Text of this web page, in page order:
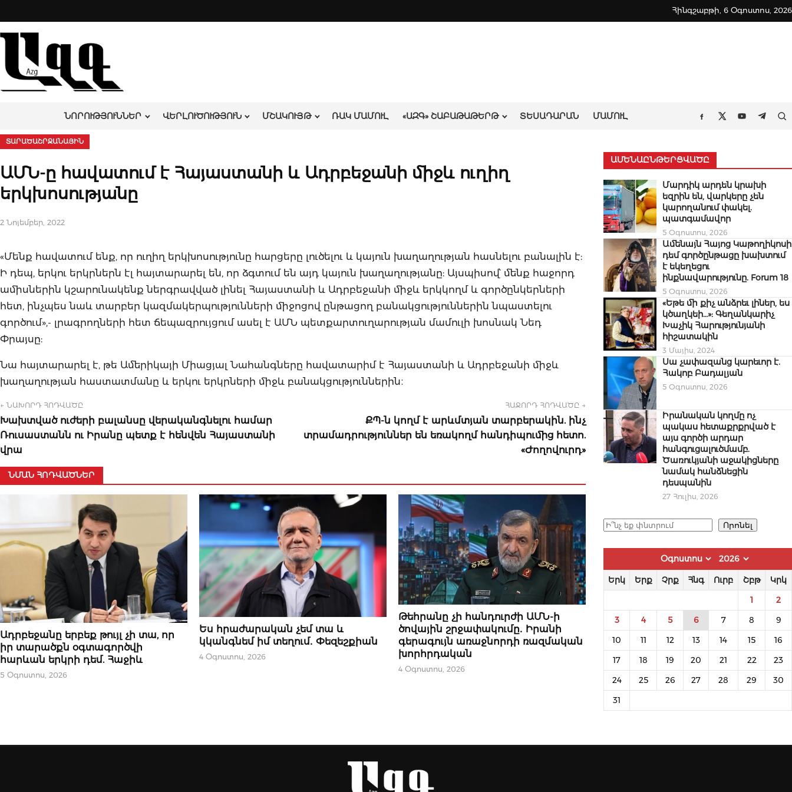
to
content
Հինգշաբթի, 6 Օգոստոս, 2026
ՆՈՐՈՒԹՅՈՒՆՆԵՐ ՎԵՐԼՈՒԾՈՒԹՅՈՒՆ ՄՇԱԿՈՒՅԹ ՌԱԿ ՄԱՄՈՒԼ «ԱԶԳ» ՇԱԲԱԹԱԹԵՐԹ ՏԵՍԱԴԱՐԱՆ ՄԱՄՈՒԼ
Facebook
TwitterYoutube
ՏԱՐԱԾԱՇՐՋԱՆԱՅԻՆ
ԱՄՆ-ը հավատում է Հայաստանի և Ադրբեջանի միջև ուղիղ
երկխոսությանը
2 Նոյեմբեր, 2022
«Մենք հավատում ենք, որ ուղիղ երկխոսությունը հարցերը լուծելու և կայուն խաղաղության հասնելու բանալին է:
Ի դեպ, երկու երկրներն էլ հայտարարել են, որ ձգտում են այդ կայուն խաղաղությանը: Այսպիսով՝ մենք հաջորդ
ամիսներին կշարունակենք ներգրավված լինել Հայաստանի և Ադրբեջանի միջև երկկողմ և գործընկերների
հետ, ինչպես նաև տարբեր կազմակերպությունների միջոցով ընթացող բանակցություններին նպաստելու
գործում»,- լրագրողների հետ ճեպազրույցում ասել է ԱՄՆ պետքարտուղարության մամուլի խոսնակ Նեդ
Փրայսը:
Նա հայտարարել է, թե Ամերիկայի Միացյալ Նահանգները հավատարիմ է Հայաստանի և Ադրբեջանի միջև
խաղաղության հաստատմանը և երկու երկրների միջև բանակցություններին։
← ՆԱԽՈՐԴ ՀՈԴՎԱԾԸ
Խախտված ուժերի բալանսը վերականգնելու համար
Ռուսաստանն ու Իրանը պետք է հենվեն Հայաստանի
վրա
ՀԱՋՈՐԴ ՀՈԴՎԱԾԸ →
ՔՊ-ն կողմ է արևմտյան տարբերակին. ինչ
տրամադրություններ են եռակողմ հանդիպումից հետո.
«Ժողովուրդ»
ՆՄԱՆ ՀՈԴՎԱԾՆԵՐ
ՆՈՐՈՒԹՅՈՒՆՆԵՐ
Ադրբեջանը երբեք թույլ չի տա, որ
իր տարածքն օգտագործվի
հարևան երկրի դեմ. Հաջիև
5 Օգոստոս, 2026
ՆՈՐՈՒԹՅՈՒՆՆԵՐ
Ես հրաժարական չեմ տա և
կկանգնեմ իմ տեղում․ Փեզեշքիան
4 Օգոստոս, 2026
ՆՈՐՈՒԹՅՈՒՆՆԵՐ
Թեհրանը չի հանդուրժի ԱՄՆ-ի
ծովային շրջափակումը․ Իրանի
գերագույն առաջնորդի ռազմական
խորհրդական
4 Օգոստոս, 2026
ԱՄԵՆԱԸՆԹԵՐՑՎԱԾԸ
Մարդիկ արդեն կրախի
եզրին են, վարկերը չեն
կարողանում փակել.
պատգամավոր
5 Օգոստոս, 2026
Ամենայն Հայոց Կաթողիկոսի
դեմ գործընթացը խախտում
է եկեղեցու
ինքնավարությունը. Forum 18
5 Օգոստոս, 2026
«Եթե մի քիչ անձրեւ լիներ, ես
կծաղկեի…»: Գեղանկարիչ
Խաչիկ Հարությունյանի
հիշատակին
3 Մայիս, 2024
Սա չափազանց կարեւոր է.
Հակոբ Բադալյան
5 Օգոստոս, 2026
Իրանական կողմը ոչ
պակաս հետաքրքրված է
այս գործի արդար
հանգուցալուծմամբ.
Ծառուկյանի աջակիցները
նամակ հանձնեցին
դեսպանին
27 Հուլիս, 2026
Որոնել Որոնել
Երկ Երք Չրք Հնգ Ուրբ Շբթ Կրկ
1 2
3 4 5 6 7 8 9
10 11 12 13 14 15 16
17 18 19 20 21 22 23
24 25 26 27 28 29 30
31